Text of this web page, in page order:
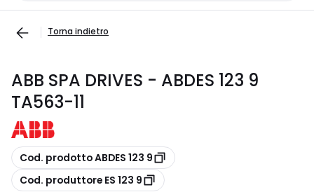
Torna indietro
ABB SPA DRIVES - ABDES 123 9
TA563-11
copia
Cod. prodotto ABDES 123 9
copia
Cod. produttore ES 123 9